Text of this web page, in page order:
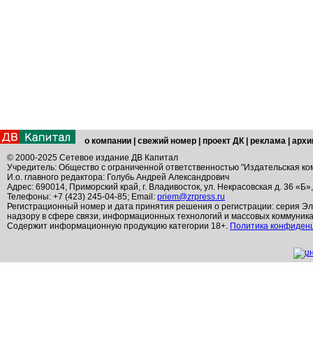
о компании свежий номер проект ДК реклама
© 2000-2025 Сетевое издание ДВ Капитал
Учредитель: Общество с ограниченной ответственностью "Издательская
И.о. главного редактора: Голубь Андрей Александрович
Адрес: 690014, Приморский край, г. Владивосток, ул. Некрасовская д. 36
Телефоны: +7 (423) 245-04-85; Email: priem@zrpress.ru
Регистрационный номер и дата принятия решения о регистрации: серия
надзору в сфере связи, информационных технологий и массовых
Содержит информационную продукцию категории 18+. Политика